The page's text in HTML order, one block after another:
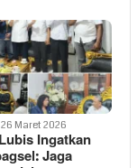
26 Maret 2026
Ingatkan
Jaga